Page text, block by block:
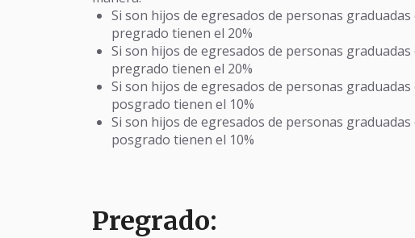
Si son hijos de egresados de personas
pregrado tienen el 20%
Si son hijos de egresados de personas
pregrado tienen el 20%
Si son hijos de egresados de personas
posgrado tienen el 10%
Si son hijos de egresados de personas
posgrado tienen el 10%
Pregrado: